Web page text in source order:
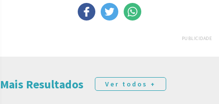
PUBLICIDADE
Mais Resultados Ver todos +